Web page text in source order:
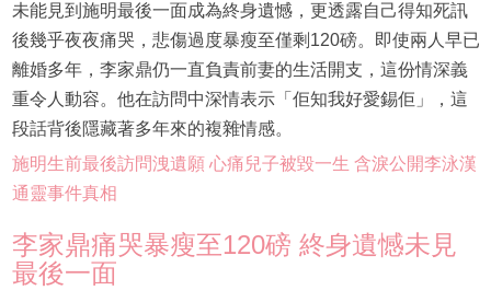
未能見到施明最後一面成為終身遺憾，更透露自己得知死訊
後幾乎夜夜痛哭，悲傷過度暴瘦至僅剩120磅。即使兩人早已
離婚多年，李家鼎仍一直負責前妻的生活開支，這份情深義
重令人動容。他在訪問中深情表示「佢知我好愛錫佢」，這
段話背後隱藏著多年來的複雜情感。
施明生前最後訪問洩遺願 心痛兒子被毀一生 含淚公開李泳漢
通靈事件真相
李家鼎痛哭暴瘦至120磅 終身遺憾未見
最後一面